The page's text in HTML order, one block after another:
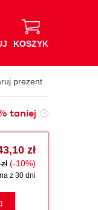
KOSZYK
prezent
taniej
zł
(-10%)
z 30 dni